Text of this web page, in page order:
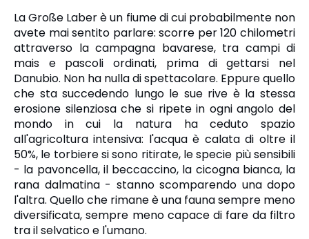
La Große Laber è un fiume di cui probabilmente non
avete mai sentito parlare: scorre per 120 chilometri
attraverso la campagna bavarese, tra campi di
mais e pascoli ordinati, prima di gettarsi nel
Danubio. Non ha nulla di spettacolare. Eppure quello
che sta succedendo lungo le sue rive è la stessa
erosione silenziosa che si ripete in ogni angolo del
mondo in cui la natura ha ceduto spazio
all'agricoltura intensiva: l'acqua è calata di oltre il
50%, le torbiere si sono ritirate, le specie più sensibili
- la pavoncella, il beccaccino, la cicogna bianca, la
rana dalmatina - stanno scomparendo una dopo
l'altra. Quello che rimane è una fauna sempre meno
diversificata, sempre meno capace di fare da filtro
tra il selvatico e l'umano.